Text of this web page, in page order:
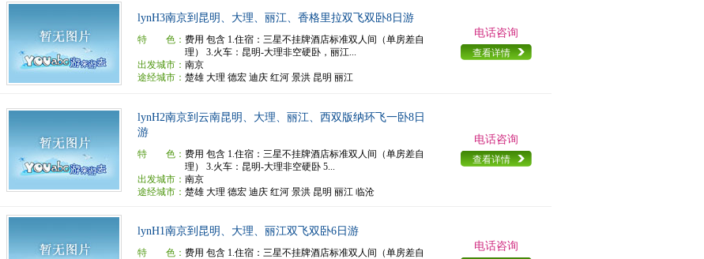
lynH3南京到昆明、大理、丽江、香格里拉双飞双卧8日游
特 色： 费用 包含 1.住宿：三星不挂牌酒店标准双人间（单房差自
理） 3.火车：昆明-大理非空硬卧，丽江...
出发城市： 南京
途经城市： 楚雄 大理 德宏 迪庆 红河 景洪 昆明 丽江
电话咨询
查看详情
lynH2南京到云南昆明、大理、丽江、西双版纳环飞一卧8日
游
特 色： 费用 包含 1.住宿：三星不挂牌酒店标准双人间（单房差自
理） 3.火车：昆明-大理非空硬卧 5...
出发城市： 南京
途经城市： 楚雄 大理 德宏 迪庆 红河 景洪 昆明 丽江 临沧
电话咨询
查看详情
lynH1南京到昆明、大理、丽江双飞双卧6日游
特 色： 费用 包含 1.住宿：三星不挂牌酒店标准双人间（单房差自
电话咨询